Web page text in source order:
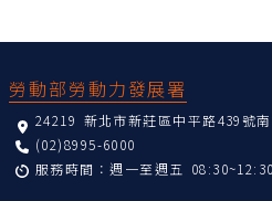
勞動部勞動力發展署
24219 新北市新莊區中平路439號
(02)8995-6000
服務時間：週一至週五